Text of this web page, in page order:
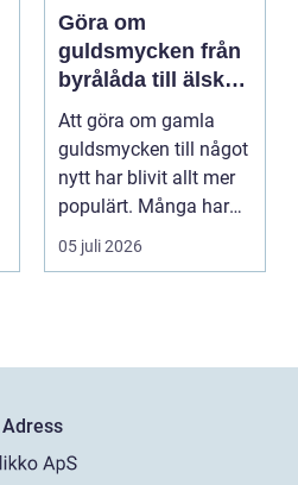
Göra om
guldsmycken från
byrålåda till älskad
favorit
Att göra om gamla
guldsmycken till något
nytt har blivit allt mer
populärt. Många har
ärvda ringar, ...
05 juli 2026
Adress